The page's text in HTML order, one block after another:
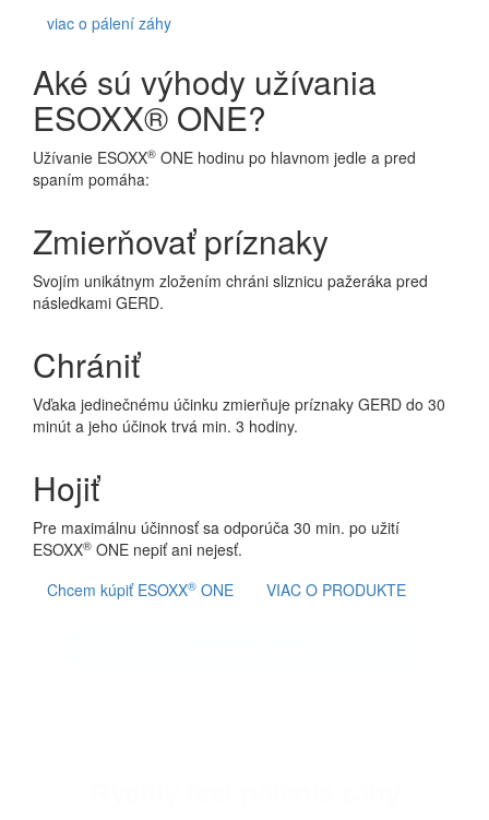
viac o pálení záhy
Aké sú výhody užívania
ESOXX® ONE?
Užívanie ESOXX® ONE hodinu po hlavnom jedle a pred
spaním pomáha:
Zmierňovať príznaky
Svojím unikátnym zložením chráni sliznicu pažeráka pred
následkami GERD.
Chrániť
Vďaka jedinečnému účinku zmierňuje príznaky GERD do 30
minút a jeho účinok trvá min. 3 hodiny.
Hojiť
Pre maximálnu účinnosť sa odporúča 30 min. po užití
ESOXX® ONE nepiť ani nejesť.
Chcem kúpiť ESOXX® ONE VIAC O PRODUKTE